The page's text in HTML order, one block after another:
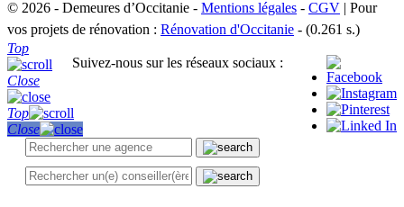
© 2026 - Demeures d’Occitanie - Mentions légales - CGV | Pour
vos projets de rénovation : Rénovation d'Occitanie - (0.261 s.)
Suivez-nous sur les réseaux sociaux :
Top
Close
Top
Close